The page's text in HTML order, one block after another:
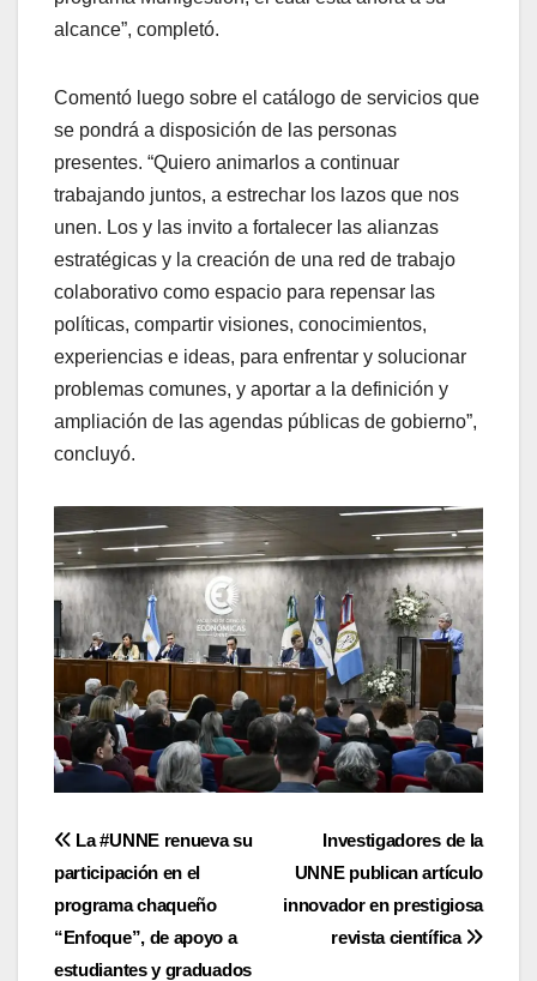
alcance”, completó.
Comentó luego sobre el catálogo de servicios que
se pondrá a disposición de las personas
presentes. “Quiero animarlos a continuar
trabajando juntos, a estrechar los lazos que nos
unen. Los y las invito a fortalecer las alianzas
estratégicas y la creación de una red de trabajo
colaborativo como espacio para repensar las
políticas, compartir visiones, conocimientos,
experiencias e ideas, para enfrentar y solucionar
problemas comunes, y aportar a la definición y
ampliación de las agendas públicas de gobierno”,
concluyó.
Navegación
de
entradas
Investigadores de la
UNNE publican artículo
innovador en prestigiosa
revista científica
La #UNNE renueva su
participación en el
programa chaqueño
“Enfoque”, de apoyo a
estudiantes y graduados